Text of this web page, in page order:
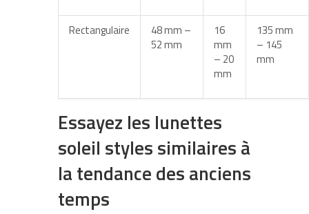
Rectangulaire
48 mm –
52 mm
16
mm
– 20
mm
135 mm
– 145
mm
Essayez les lunettes
soleil styles similaires à
la tendance des anciens
temps